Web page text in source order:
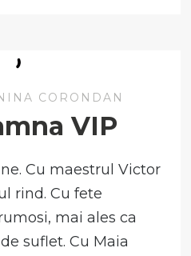
CORONDAN
VIP
Cu maestrul Victor
rind. Cu fete
mai ales ca
suflet. Cu Maia